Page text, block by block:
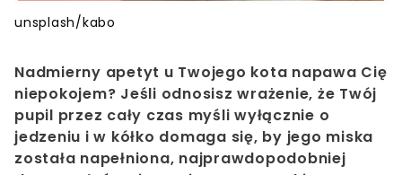
unsplash/kabo
Nadmierny apetyt u Twojego kota napawa Cię
niepokojem? Jeśli odnosisz wrażenie, że Twój
pupil przez cały czas myśli wyłącznie o
jedzeniu i w kółko domaga się, by jego miska
została napełniona, najprawdopodobniej